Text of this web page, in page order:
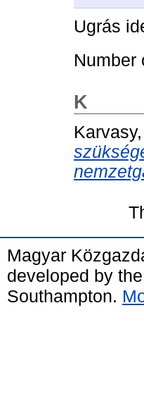
Ugrás
Number
K
Magyar
developed by the
Southampton.